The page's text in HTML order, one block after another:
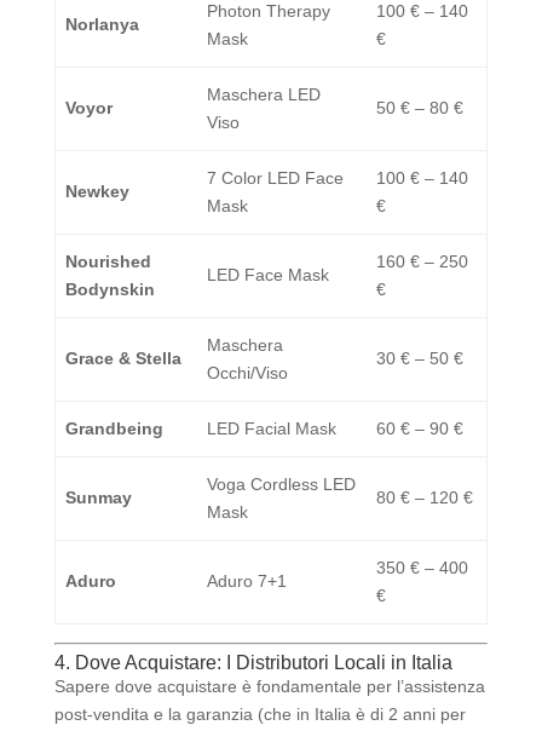
Norlanya
Photon Therapy
Mask
100 € – 140
€
Voyor
Maschera LED
Viso
50 € – 80 €
Newkey
7 Color LED Face
Mask
100 € – 140
€
Nourished
Bodynskin
LED Face Mask
160 € – 250
€
Grace & Stella
Maschera
Occhi/Viso
30 € – 50 €
Grandbeing LED Facial Mask 60 € – 90 €
Sunmay
Voga Cordless LED
Mask
80 € – 120 €
Aduro Aduro 7+1
350 € – 400
€
4. Dove Acquistare: I Distributori Locali in Italia
Sapere dove acquistare è fondamentale per l’assistenza
post-vendita e la garanzia (che in Italia è di 2 anni per